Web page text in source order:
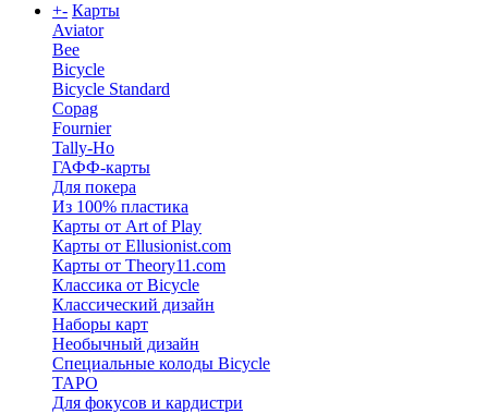
+- Карты
Aviator
Bee
Bicycle
Bicycle Standard
Copag
Fournier
Tally-Ho
ГАФФ-карты
Для покера
Из 100% пластика
Карты от Art of Play
Карты от Ellusionist.com
Карты от Theory11.com
Классика от Bicycle
Классический дизайн
Наборы карт
Необычный дизайн
Специальные колоды Bicycle
ТАРО
Для фокусов и кардистри